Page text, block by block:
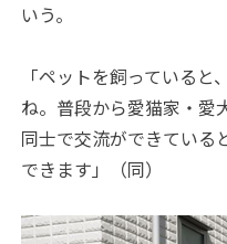
いう。
「ペットを飼っている
ね。普段から愛猫家・愛
同士で交流ができている
できます」（同）